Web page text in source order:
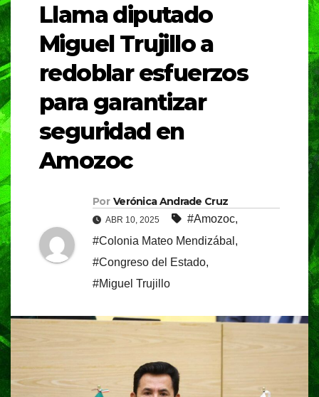
Llama diputado
Miguel Trujillo a
redoblar esfuerzos
para garantizar
seguridad en
Amozoc
Por Verónica Andrade Cruz
ABR 10, 2025 #Amozoc,
#Colonia Mateo Mendizábal ,
#Congreso del Estado,
#Miguel Trujillo